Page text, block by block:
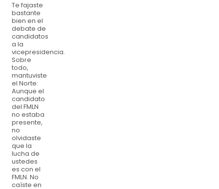
Te fajaste
bastante
bien en el
debate de
candidatos
a la
vicepresidencia.
Sobre
todo,
mantuviste
el Norte:
Aunque el
candidato
del FMLN
no estaba
presente,
no
olvidaste
que la
lucha de
ustedes
es con el
FMLN. No
caíste en